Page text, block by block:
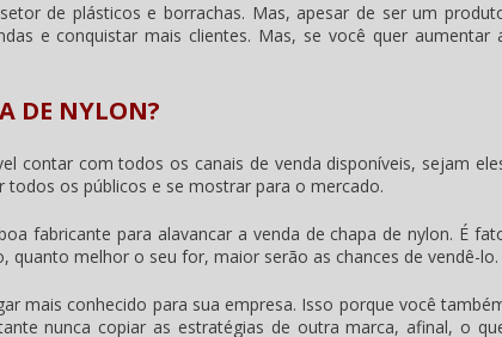
de plásticos e borrachas. Mas, apesar de ser um
e conquistar mais clientes. Mas, se você quer aumentar
DE NYLON?
contar com todos os canais de venda disponíveis, sejam
os públicos e se mostrar para o mercado.
fabricante para alavancar a venda de chapa de nylon. É
melhor o seu for, maior serão as chances de vendê-lo.
mais conhecido para sua empresa. Isso porque você
nunca copiar as estratégias de outra marca, afinal, o